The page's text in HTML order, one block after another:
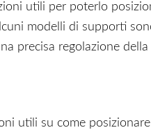
utili per poterlo
modelli di supporti
precisa regolazione della
utili su come